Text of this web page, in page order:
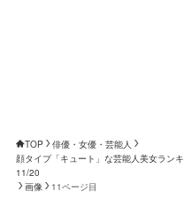
TOP
俳優・女優・芸能人
顔タイプ「キュート」な芸能人美女ラン
11/20
画像
11ページ目